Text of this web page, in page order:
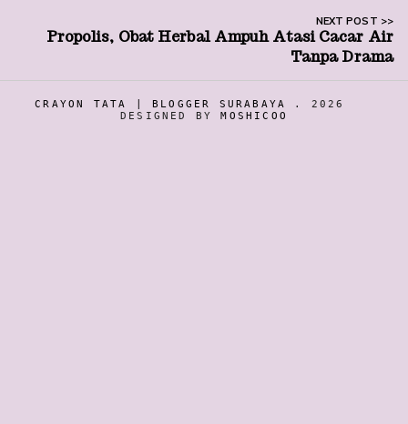
Propolis, Obat Herbal Ampuh Atasi Cacar Air
Tanpa Drama
CRAYON TATA | BLOGGER SURABAYA . 2026
DESIGNED BYMOSHICOO